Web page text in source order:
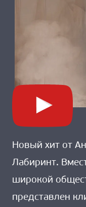
Новый хит от
Лабиринт.
широкой
представлен